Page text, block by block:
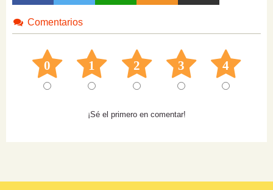
Comentarios
0 1 2 3 4
¡Sé el primero en comentar!